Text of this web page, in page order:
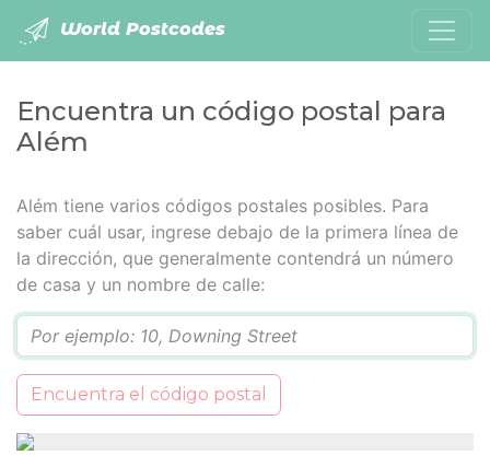
World Postcodes
Encuentra un código postal para
Além
Além tiene varios códigos postales posibles. Para
saber cuál usar, ingrese debajo de la primera línea de
la dirección, que generalmente contendrá un número
de casa y un nombre de calle:
Encuentra el código postal